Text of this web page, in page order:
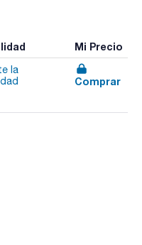
Mi Precio
la
Comprar